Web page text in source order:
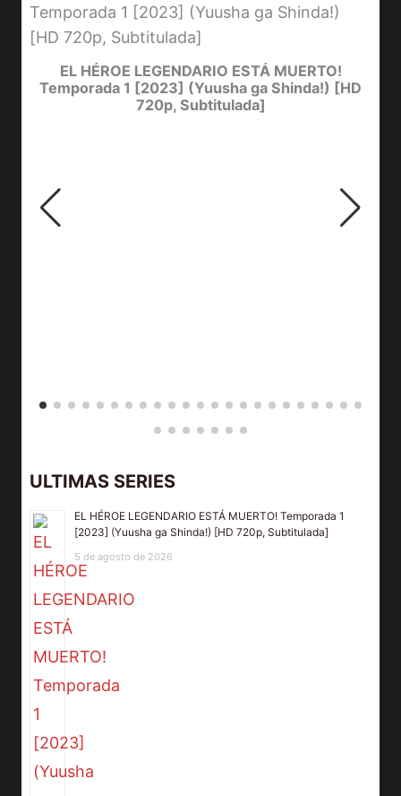
EL HÉROE LEGENDARIO ESTÁ MUERTO!
Temporada 1 [2023] (Yuusha ga Shinda!) [HD
720p, Subtitulada]
ULTIMAS SERIES
EL HÉROE LEGENDARIO ESTÁ MUERTO! Temporada 1
[2023] (Yuusha ga Shinda!) [HD 720p, Subtitulada]
5 de agosto de 2026